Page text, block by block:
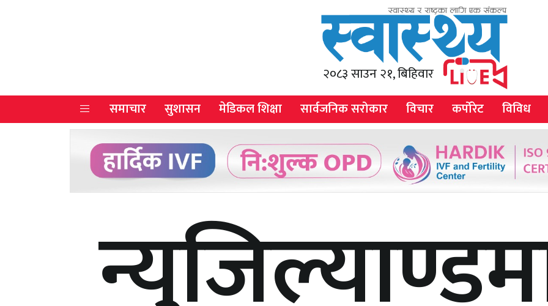
२०८३ साउन २१, बिहिवार
समाचार सुशासन मेडिकल शिक्षा सार्वजनिक सरोकार विचार कर्पोरेट विविध